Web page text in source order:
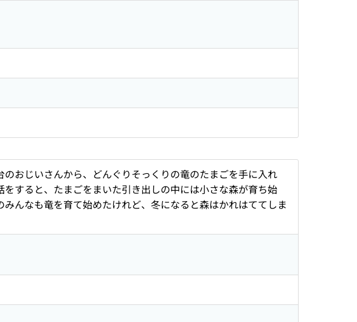
おじいさんから、どんぐりそっくりの竜のたまごを手に入れ
すると、たまごをまいた引き出しの中には小さな森が育ち始
んなも竜を育て始めたけれど、冬になると森はかれはててしま